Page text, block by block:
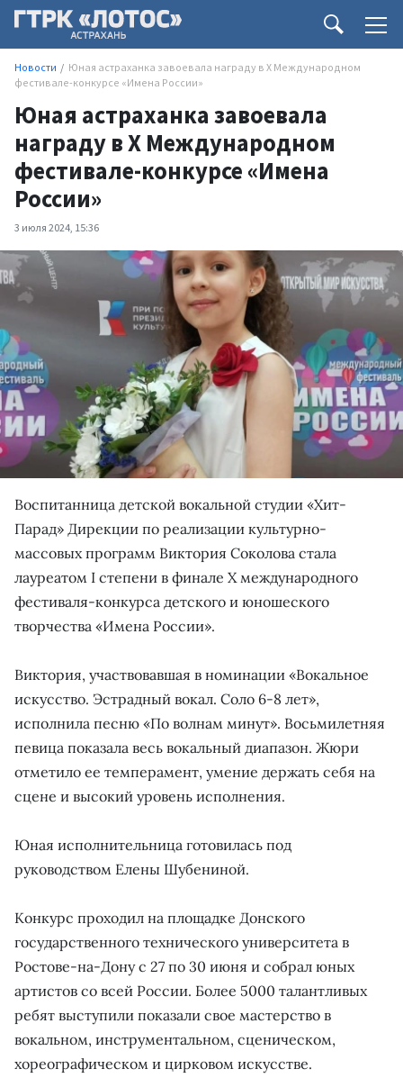
Новости
Юная астраханка завоевала награду в Х Международном
фестивале-конкурсе «Имена России»
Юная астраханка завоевала
награду в Х Международном
фестивале-конкурсе «Имена
России»
3 июля 2024, 15:36
Воспитанница детской вокальной студии «Хит-
Парад» Дирекции по реализации культурно-
массовых программ Виктория Соколова стала
лауреатом I степени в финале Х международного
фестиваля-конкурса детского и юношеского
творчества «Имена России».
Виктория, участвовавшая в номинации «Вокальное
искусство. Эстрадный вокал. Соло 6-8 лет»,
исполнила песню «По волнам минут». Восьмилетняя
певица показала весь вокальный диапазон. Жюри
отметило ее темперамент, умение держать себя на
сцене и высокий уровень исполнения.
Юная исполнительница готовилась под
руководством Елены Шубениной.
Конкурс проходил на площадке Донского
государственного технического университета в
Ростове-на-Дону с 27 по 30 июня и собрал юных
артистов со всей России. Более 5000 талантливых
ребят выступили показали свое мастерство в
вокальном, инструментальном, сценическом,
хореографическом и цирковом искусстве.